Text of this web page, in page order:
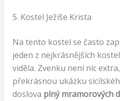
5. Kostel Ježíše Krista
Na tento kostel se často
jeden z nejkrásnějších
viděla. Zvenku není nic
překrásnou ukázku
doslova plný mramorových